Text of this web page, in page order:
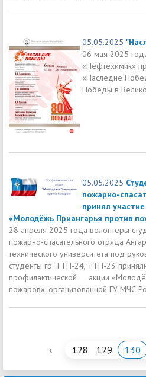
05.05.2025
06 мая 2025
«Нефтехимик»
«Наследие
Победы в
05.05.2025
пожарно-
принял
«Молодёжь Приангарья против
28 апреля 2025 года волонтеры
пожарно-спасательного отряда
технического университета под
студенты гр. ТТП-24, ТТП-23
профилактической акции
пожаров», организованной ГУ МЧС
‹ 128 129 130